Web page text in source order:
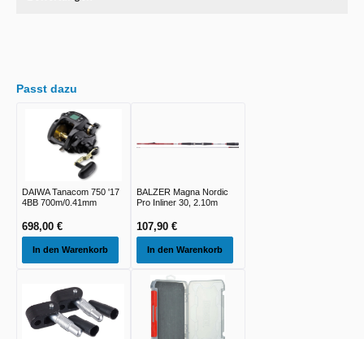
Passt dazu
DAIWA Tanacom 750 '17
4BB 700m/0.41mm
698,00 €
In den Warenkorb
BALZER Magna Nordic
Pro Inliner 30, 2.10m
107,90 €
In den Warenkorb